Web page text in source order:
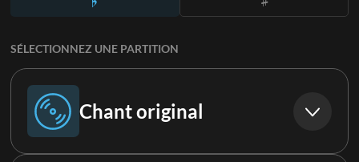
SÉLECTIONNEZ UNE PARTITION
Chant original